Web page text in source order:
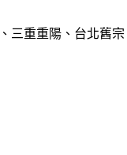
重重陽、台北舊